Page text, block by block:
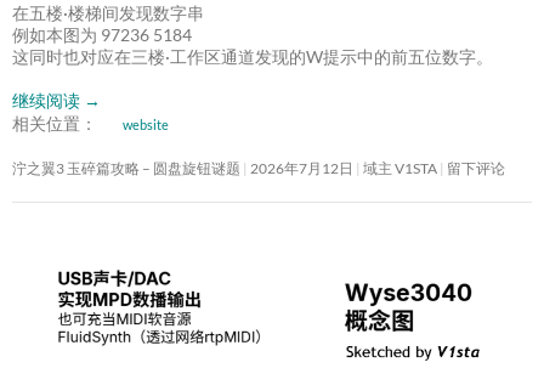
在五楼·楼梯间发现数字串
例如本图为 97236 5184
这同时也对应在三楼·工作区通道发现的W提示中的前五位数字。
继续阅读 →
相关位置：
website
泞之翼3 玉碎篇攻略 – 圆盘旋钮谜题 2026年7月12日 域主 V1STA 留下评论